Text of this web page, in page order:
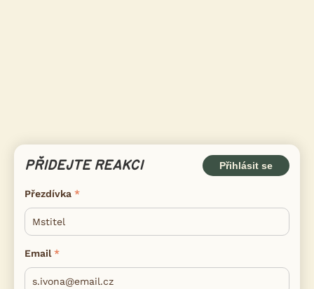
PŘIDEJTE REAKCI Přihlásit se
Přezdívka
Email